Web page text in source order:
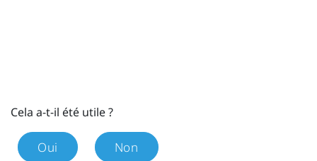
Cela a-t-il été utile ?
Oui Non